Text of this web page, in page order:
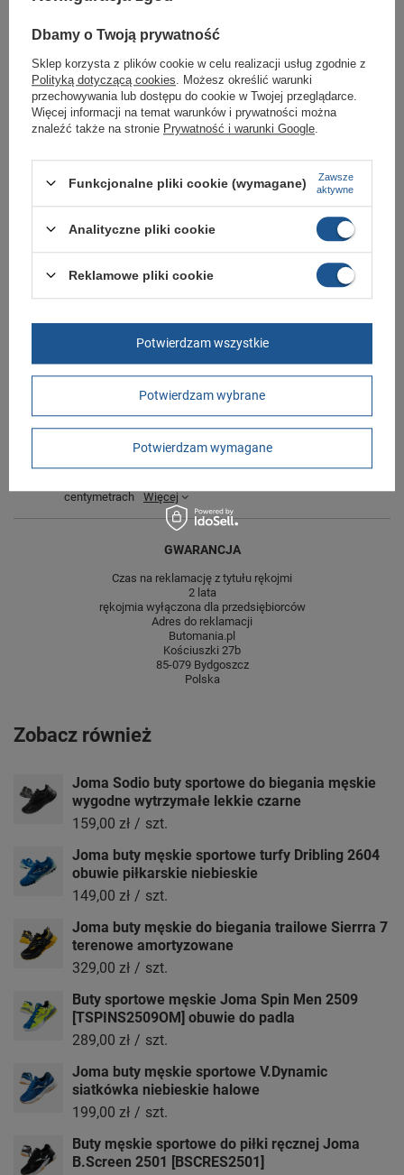
Buty sportowe od Joma w standardowych rozmiarach 40, 41, 42, 43, 44,
Zobacz jakie rozmiary są dostępne.
Sklep Butomania.pl to największy wybór obuwia sportowego dla całej
Twojej rodziny.
Kupując w naszym sklepie internetowym masz gwarancję, że towar jest
W ciągu 30 dni możesz dokonać zwrotu bądź wymiany towaru bez
podania przyczyny.
Materiał zewnętrzny skóra ekologiczna
Długość towaru w
centymetrach
Więcej
30
Szerokość towaru w
centymetrach
Więcej
centymetrach
Więcej
GWARANCJA
Czas na reklamację z tytułu rękojmi
2 lata
rękojmia wyłączona dla przedsiębiorców
Adres do reklamacji
Butomania.pl
Kościuszki 27b
85-079 Bydgoszcz
Polska
Zobacz również
Joma Sodio buty sportowe do biegania męskie
wygodne wytrzymałe lekkie czarne
159,00 zł / szt.
Joma buty męskie sportowe turfy Dribling 2604
obuwie piłkarskie niebieskie
149,00 zł / szt.
Joma buty męskie do biegania trailowe Sierrra 7
terenowe amortyzowane
329,00 zł / szt.
Buty sportowe męskie Joma Spin Men 2509
[TSPINS2509OM] obuwie do padla
289,00 zł / szt.
Joma buty męskie sportowe V.Dynamic
siatkówka niebieskie halowe
199,00 zł / szt.
Buty męskie sportowe do piłki ręcznej Joma
B.Screen 2501 [BSCRES2501]
Dbamy o Twoją prywatność
Sklep korzysta z plików cookie w celu realizacji usług zgodnie z
Polityką dotyczącą cookies . Możesz określić warunki
przechowywania lub dostępu do cookie w Twojej przeglądarce.
Więcej informacji na temat warunków i prywatności można
znaleźć także na stronie Prywatność i warunki Google
Funkcjonalne pliki cookie (wymagane)
Zawsze
aktywne
Analityczne pliki cookie
Reklamowe pliki cookie
Potwierdzam wybrane
Potwierdzam wymagane
Potwierdzam wszystkie